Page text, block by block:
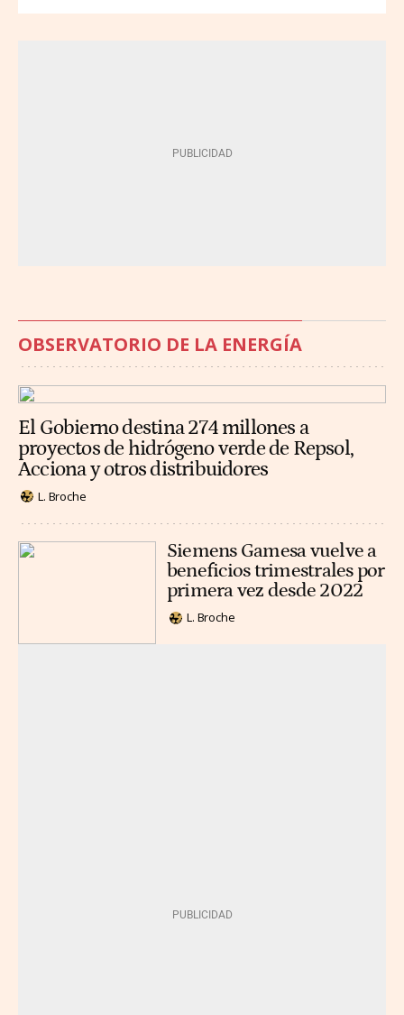
OBSERVATORIO DE LA ENERGÍA
El Gobierno destina 274 millones a
proyectos de hidrógeno verde de Repsol,
Acciona y otros distribuidores
L. Broche
Siemens Gamesa vuelve a
beneficios trimestrales por
primera vez desde 2022
L. Broche